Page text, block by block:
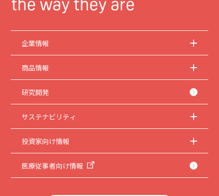
企業情報
商品情報
研究開発
サステナビリティ
投資家向け情報
医療従事者向け情報